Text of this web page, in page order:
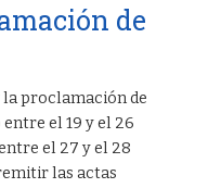
de
proclamación de
el 19 y el 26
el 27 y el 28
las actas